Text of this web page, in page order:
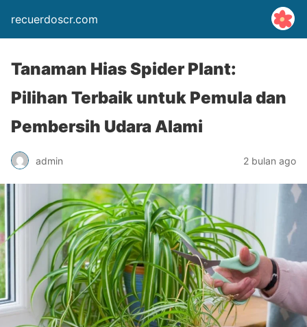
recuerdoscr.com
Tanaman Hias Spider Plant:
Pilihan Terbaik untuk Pemula dan
Pembersih Udara Alami
admin 2 bulan ago